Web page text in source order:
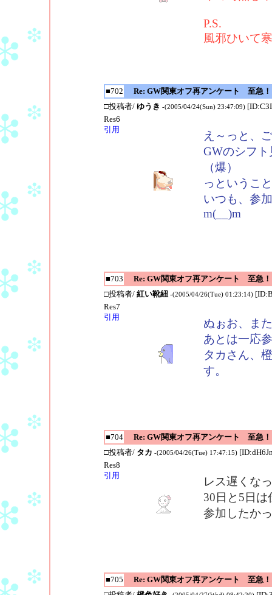
P.S.
風邪ひいて
■702 Re: GW関東オフ再アンケート 至急！
□投稿者/ ゆうき -(2005/04/24(Sun) 23:47:09)
Res6
引用
え～っと、
GWのシフ
（爆）
っというこ
いつも、参
m(__)m
■703 Re: GW関東オフ再アンケート 至急！
□投稿者/ 紅い靴紐 -(2005/04/26(Tue) 01:23:14)
Res7
引用
ぬぉお、ま
あとは一応
タカさん、
す。
■704 Re: GW関東オフ再アンケート 至急！
□投稿者/ タカ -(2005/04/26(Tue) 17:47:15)
Res8
引用
レス遅くな
30日と5日
参加したか
■705 Re: GW関東オフ再アンケート 至急！